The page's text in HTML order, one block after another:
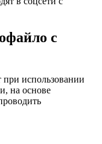
с
при использовании
на основе